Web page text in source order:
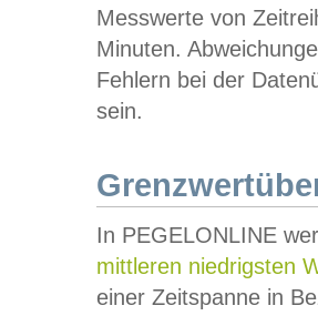
Messwerte von
Minuten.
Fehlern bei der
sein.
In PEGELONLINE
mittleren niedrigsten
einer Zeitspanne in